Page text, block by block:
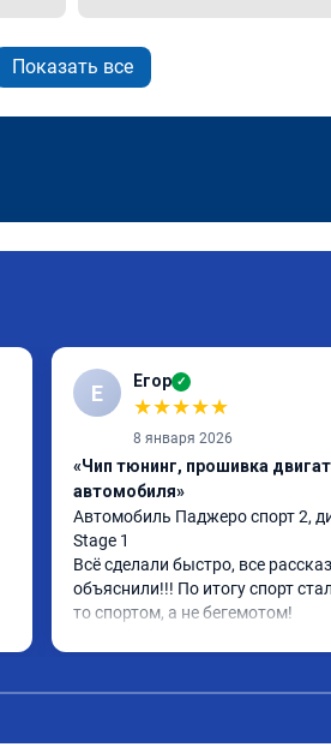
Показать все
Е Егор ✓
★★★★★
8 января 2026
«Чип тюнинг, прошивка
автомобиля»
Автомобиль Паджеро спорт 2,
Stage 1
Всё сделали быстро, все
объяснили!!! По итогу спорт
то спортом, а не бегемотом!